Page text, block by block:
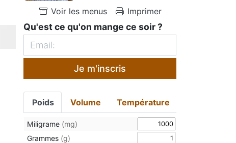
Voir les menus Imprimer
Qu'est ce qu'on mange ce soir ?
Je m'inscris
Poids Volume Température
Miligrame (mg)
Grammes (g)